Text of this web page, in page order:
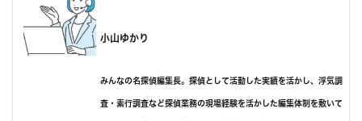
小山ゆかり
みんなの名探偵編集長。探偵として活動した実績を活かし、浮気調
査・素行調査など探偵業務の現場経験を活かした編集体制を敷いて